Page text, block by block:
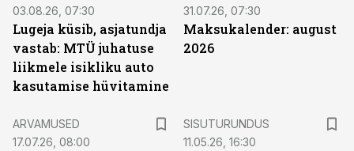
03.08.26, 07:30
Lugeja küsib, asjatundja
vastab: MTÜ juhatuse
liikmele isikliku auto
kasutamise hüvitamine
31.07.26, 07:30
Maksukalender: august
2026
ARVAMUSED
17.07.26, 08:00
SISUTURUNDUS
11.05.26, 16:30